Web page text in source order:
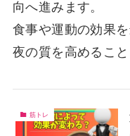
向へ進みます。
食事や運動の効果
夜の質を高めるこ
筋トレ